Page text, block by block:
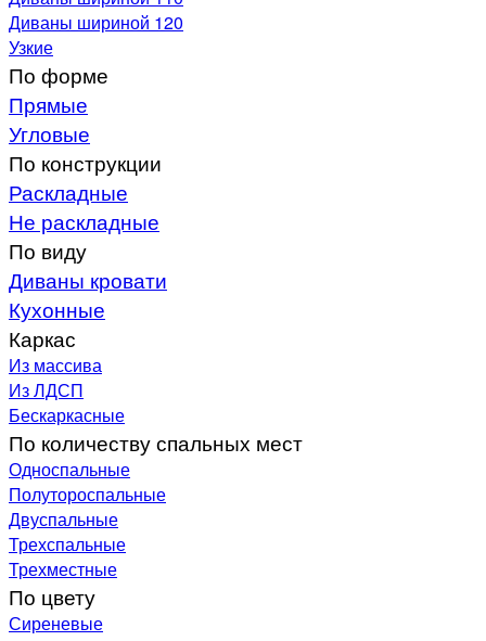
Диваны шириной 120
Узкие
По форме
Прямые
Угловые
По конструкции
Раскладные
Не раскладные
По виду
Диваны кровати
Кухонные
Каркас
Из массива
Из ЛДСП
Бескаркасные
По количеству спальных мест
Односпальные
Полутороспальные
Двуспальные
Трехспальные
Трехместные
По цвету
Сиреневые